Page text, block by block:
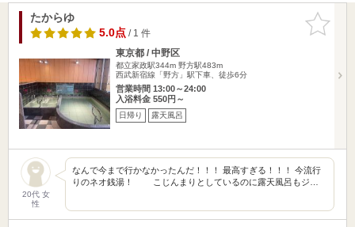
お気に入
りに追加
たからゆ
5.0点/ 1 件
東京都 / 中野区
都立家政駅344m 野方駅483m
西武新宿線「野方」駅下車、徒歩6分
営業時間 13:00～24:00
入浴料金 550円～
日帰り 露天風呂
20代 女
性
なんで今まで行かなかったんだ！！！ 最高すぎる！！！ 今流行
りのネオ銭湯！ こじんまりとしているのに露天風呂もジ…